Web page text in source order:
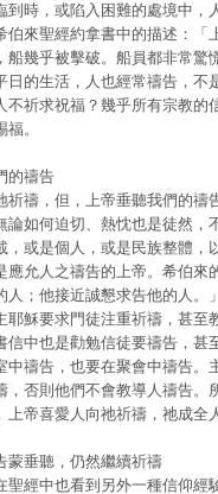
到時，或陷入困難的處境中，
伯來聖經約拿書中的描述：「
船幾乎被擊破。船員都非常驚
日的生活，人也經常禱告，不
不祈求祝福？幾乎所有宗教的
。
禱告
禱，但，上帝垂聽我們的禱
論如何迫切、熱忱也是徒然，
，或是個人，或是民族整體，
應允人之禱告的上帝。希伯來
人；他接近誠懇求告他的人。
耶穌要求門徒注重祈禱，甚至
信中也是勸勉信徒要禱告，甚
中禱告，也要在聚會中禱告。
，否則他們不會教導人禱告。
上帝喜愛人向祂祈禱，祂成全
垂聽，仍然繼續祈禱
經中也看到另外一種信仰經